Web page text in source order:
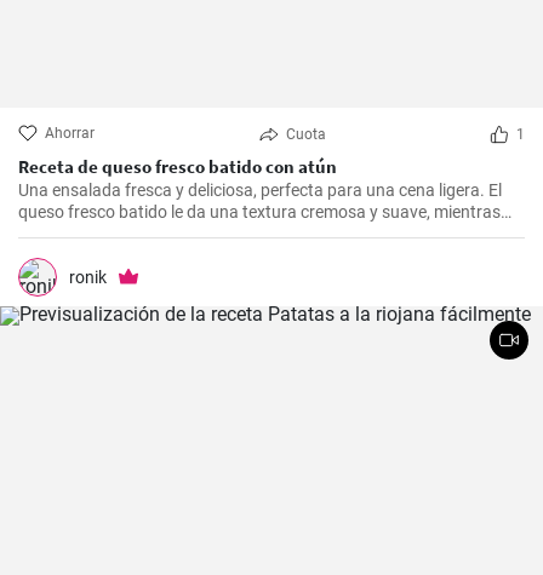
Ahorrar Cuota 1
Receta de queso fresco batido con atún
Una ensalada fresca y deliciosa, perfecta para una cena ligera. El
queso fresco batido le da una textura cremosa y suave, mientras
que el atún le aporta proteínas con el sabor. Suele servirse fría,
acompañada de tostadas o pan integral.
ronik